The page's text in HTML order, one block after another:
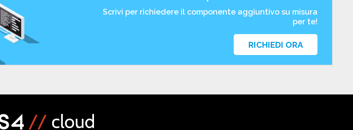
Scrivi per richiedere il componente aggiuntivo su misura
per te!
RICHIEDI ORA